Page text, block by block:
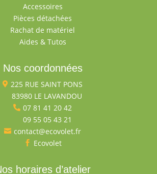
Accessoires
Pièces détachées
Rachat de matériel
Aides & Tutos
Nos coordonnées
 225 RUE SAINT PONS
83980 LE LAVANDOU
 07 81 41 20 42
09 55 05 43 21
 contact@ecovolet.fr
 Ecovolet
horaires d’atelier